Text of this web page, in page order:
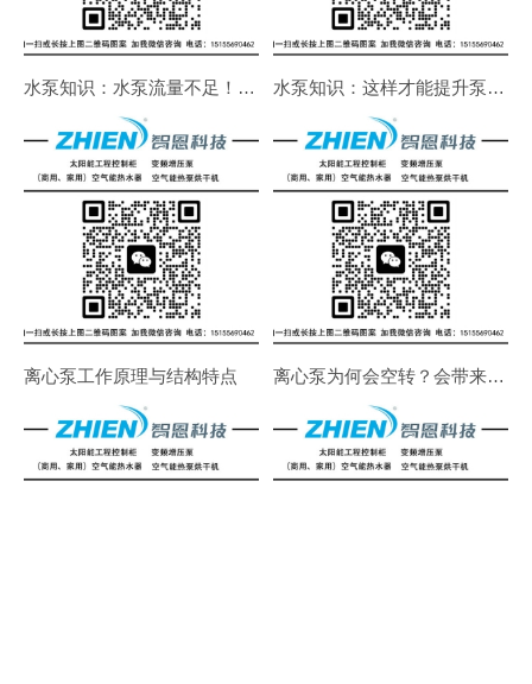
水泵知识：水泵流量不足！吸不上水！不出水！如何解决 水泵知识：这样才能提升泵的使用寿命
离心泵工作原理与结构特点 离心泵为何会空转？会带来什么危害？